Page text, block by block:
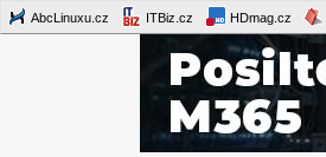
AbcLinuxu.cz ITBiz.cz HDmag.cz